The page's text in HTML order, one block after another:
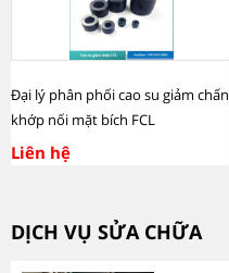
Đại lý phân phối cao su giảm chấn
khớp nối mặt bích FCL
Liên hệ
DỊCH VỤ SỬA CHỮA